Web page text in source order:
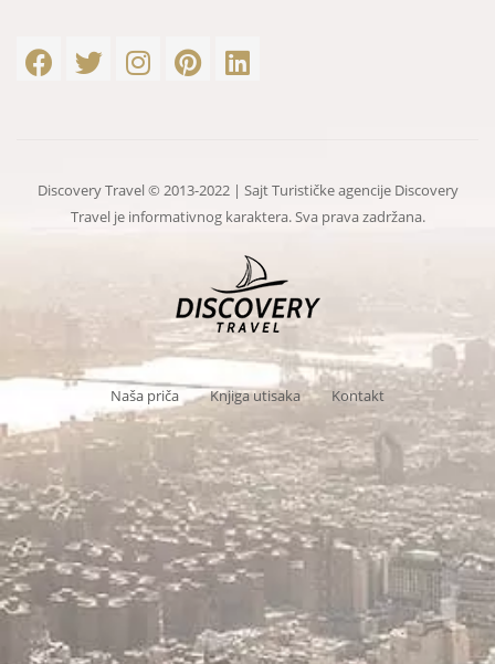
Discovery Travel © 2013-2022 | Sajt Turističke agencije Discovery
Travel je informativnog karaktera. Sva prava zadržana.
Naša priča Knjiga utisaka Kontakt